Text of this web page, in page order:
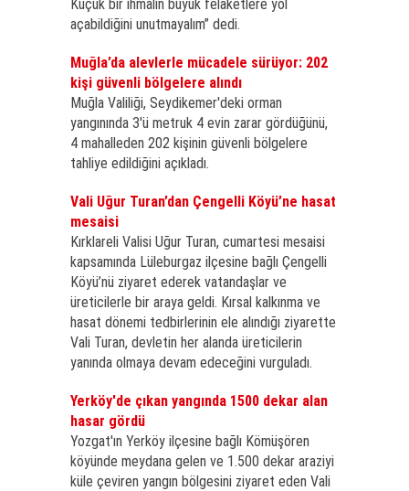
Küçük bir ihmalin büyük felaketlere yol
açabildiğini unutmayalım” dedi.
Muğla’da alevlerle mücadele sürüyor: 202
kişi güvenli bölgelere alındı
Muğla Valiliği, Seydikemer'deki orman
yangınında 3'ü metruk 4 evin zarar gördüğünü,
4 mahalleden 202 kişinin güvenli bölgelere
tahliye edildiğini açıkladı.
Vali Uğur Turan’dan Çengelli Köyü’ne hasat
mesaisi
Kırklareli Valisi Uğur Turan, cumartesi mesaisi
kapsamında Lüleburgaz ilçesine bağlı Çengelli
Köyü’nü ziyaret ederek vatandaşlar ve
üreticilerle bir araya geldi. Kırsal kalkınma ve
hasat dönemi tedbirlerinin ele alındığı ziyarette
Vali Turan, devletin her alanda üreticilerin
yanında olmaya devam edeceğini vurguladı.
Yerköy'de çıkan yangında 1500 dekar alan
hasar gördü
Yozgat'ın Yerköy ilçesine bağlı Kömüşören
köyünde meydana gelen ve 1.500 dekar araziyi
küle çeviren yangın bölgesini ziyaret eden Vali